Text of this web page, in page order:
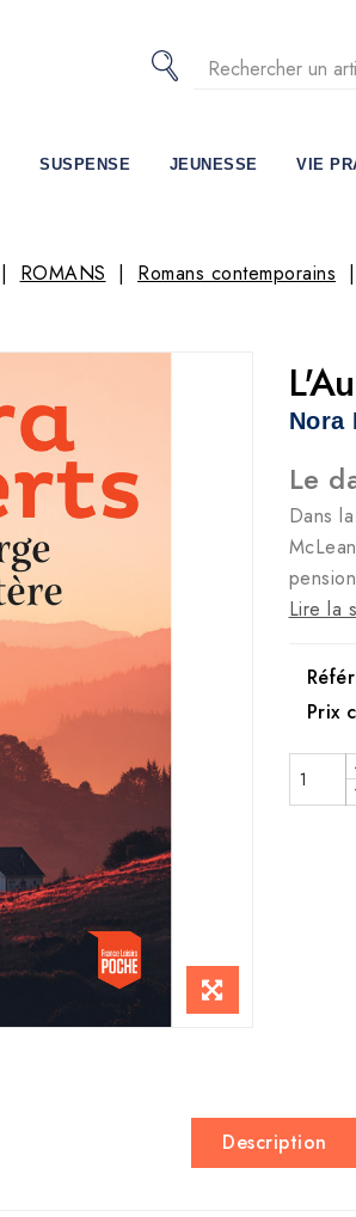
SUSPENSE JEUNESSE VIE
ROMANS Romans contemporains
Nora
Le
Dans
Lire la
Prix
Description